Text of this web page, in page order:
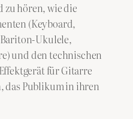
zu hören, wie die
(Keyboard,
Ukulele,
und den technischen
für Gitarre
das Publikum in ihren